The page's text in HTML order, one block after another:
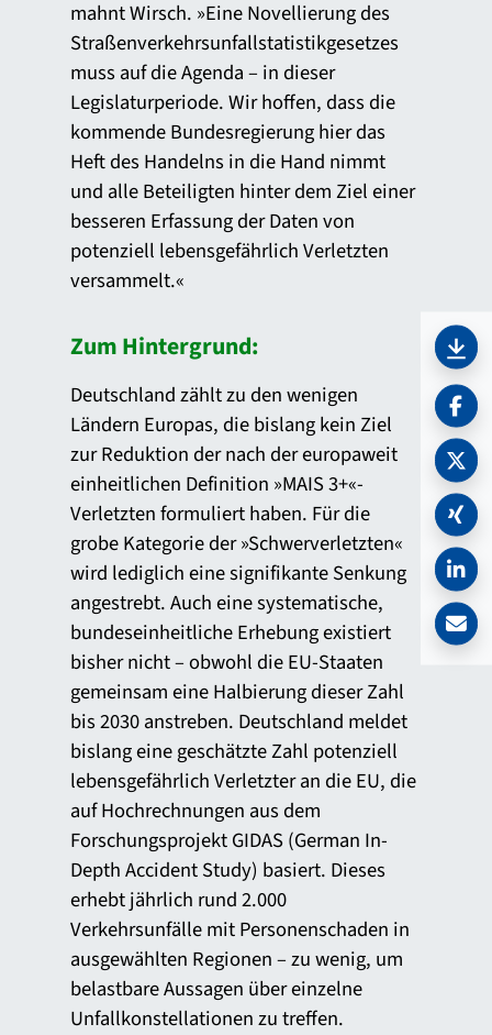
mahnt Wirsch. »Eine Novellierung des
Straßenverkehrsunfallstatistikgesetzes
muss auf die Agenda – in dieser
Legislaturperiode. Wir hoffen, dass die
kommende Bundesregierung hier das
Heft des Handelns in die Hand nimmt
und alle Beteiligten hinter dem Ziel einer
besseren Erfassung der Daten von
potenziell lebensgefährlich Verletzten
versammelt.«
Zum Hintergrund:
Deutschland zählt zu den wenigen
Ländern Europas, die bislang kein Ziel
zur Reduktion der nach der europaweit
einheitlichen Definition »MAIS 3+«-
Verletzten formuliert haben. Für die
grobe Kategorie der »Schwerverletzten«
wird lediglich eine signifikante Senkung
angestrebt. Auch eine systematische,
bundeseinheitliche Erhebung existiert
bisher nicht – obwohl die EU-Staaten
gemeinsam eine Halbierung dieser Zahl
bis 2030 anstreben. Deutschland meldet
bislang eine geschätzte Zahl potenziell
lebensgefährlich Verletzter an die EU, die
auf Hochrechnungen aus dem
Forschungsprojekt GIDAS (German In-
Depth Accident Study) basiert. Dieses
erhebt jährlich rund 2.000
Verkehrsunfälle mit Personenschaden in
ausgewählten Regionen – zu wenig, um
belastbare Aussagen über einzelne
Unfallkonstellationen zu treffen.
PDF